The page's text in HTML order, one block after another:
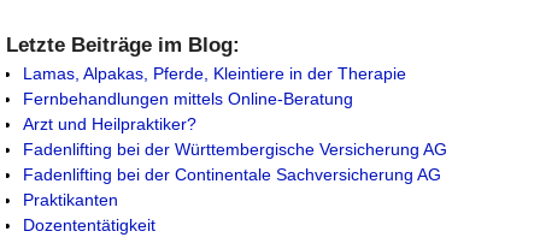
Letzte Beiträge im Blog:
Lamas, Alpakas, Pferde, Kleintiere in der Therapie
Fernbehandlungen mittels Online-Beratung
Arzt und Heilpraktiker?
Fadenlifting bei der Württembergische Versicherung AG
Fadenlifting bei der Continentale Sachversicherung AG
Praktikanten
Dozententätigkeit